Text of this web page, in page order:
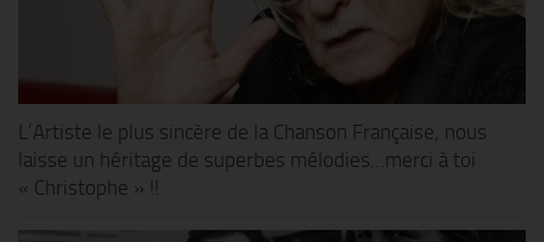
L’Artiste le plus sincère de la Chanson Française, nous
laisse un héritage de superbes mélodies…merci à toi
« Christophe » !!